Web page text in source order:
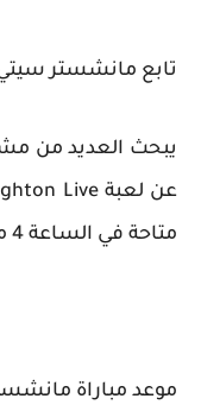
تابع مانشستر سيتي
متاحة في الساعة 4 مساءً.
موعد مباراة